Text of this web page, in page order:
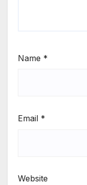
Name *
Email *
Website